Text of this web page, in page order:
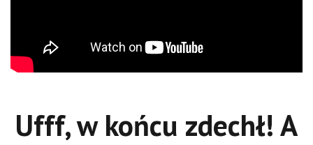
Ufff, w końcu zdechł! A